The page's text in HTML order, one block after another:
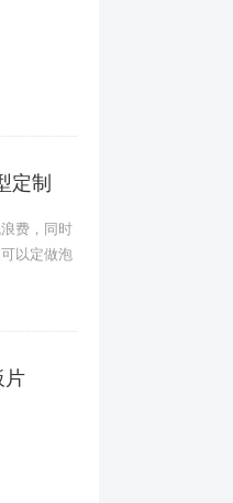
定制
费，同时
以定做泡
片